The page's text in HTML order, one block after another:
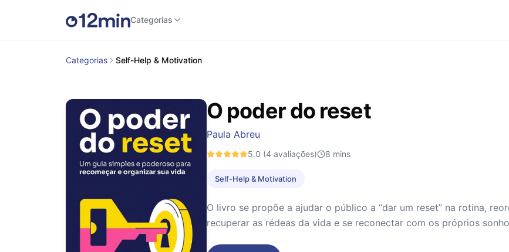
Categorias
Categorias Self-Help & Motivation
O poder do reset
Paula Abreu
5.0 (4 avaliações) 8 mins
Self-Help & Motivation
O livro se propõe a ajudar o público a “dar um reset” na rotina,
recuperar as rédeas da vida e se reconectar com os próprios